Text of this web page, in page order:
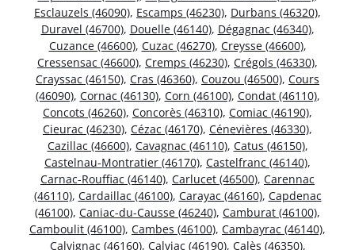
Esclauzels (46090), Escamps (46230), Durbans (46320),
Duravel (46700), Douelle (46140), Dégagnac (46340),
Cuzance (46600), Cuzac (46270), Creysse (46600),
Cressensac (46600), Cremps (46230), Crégols (46330),
Crayssac (46150), Cras (46360), Couzou (46500), Cours
(46090), Cornac (46130), Corn (46100), Condat (46110),
Concots (46260), Concorès (46310), Comiac (46190),
Cieurac (46230), Cézac (46170), Cénevières (46330),
Cazillac (46600), Cavagnac (46110), Catus (46150),
Castelnau-Montratier (46170), Castelfranc (46140),
Carnac-Rouffiac (46140), Carlucet (46500), Carennac
(46110), Cardaillac (46100), Carayac (46160), Capdenac
(46100), Caniac-du-Causse (46240), Camburat (46100),
Camboulit (46100), Cambes (46100), Cambayrac (46140),
Calvignac (46160), Calviac (46190), Calès (46350),